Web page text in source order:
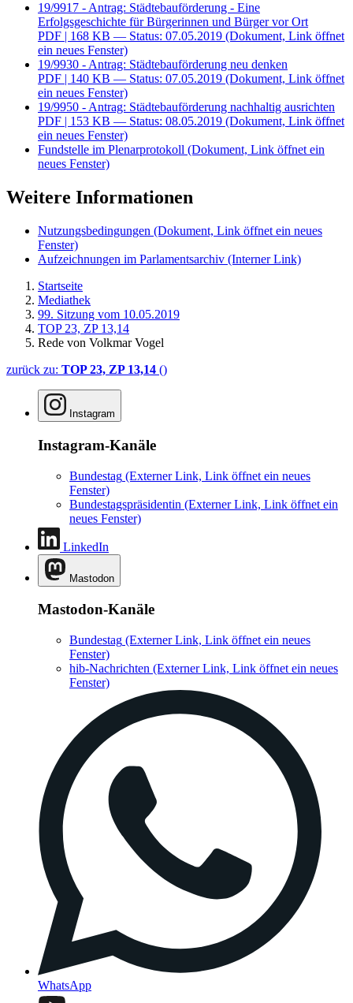
19/9917 - Antrag: Städtebauförderung - Eine
Erfolgsgeschichte für Bürgerinnen und Bürger vor Ort
PDF | 168 KB — Status: 07.05.2019 (Dokument, Link öffnet
ein neues Fenster)
19/9930 - Antrag: Städtebauförderung neu denken
PDF | 140 KB — Status: 07.05.2019 (Dokument, Link öffnet
ein neues Fenster)
19/9950 - Antrag: Städtebauförderung nachhaltig ausrichten
PDF | 153 KB — Status: 08.05.2019 (Dokument, Link öffnet
ein neues Fenster)
Fundstelle im Plenarprotokoll (Dokument, Link öffnet ein
neues Fenster)
Weitere Informationen
Nutzungsbedingungen (Dokument, Link öffnet ein neues
Fenster)
Aufzeichnungen im Parlamentsarchiv (Interner Link)
Startseite
Mediathek
99. Sitzung vom 10.05.2019
TOP 23, ZP 13,14
Rede von Volkmar Vogel
zurück zu: TOP 23, ZP 13,14 ()
Instagram
Instagram-Kanäle
Bundestag (Externer Link, Link öffnet ein neues
Fenster)
Bundestagspräsidentin (Externer Link, Link öffnet ein
neues Fenster)
LinkedIn
Mastodon
Mastodon-Kanäle
Bundestag (Externer Link, Link öffnet ein neues
Fenster)
hib-Nachrichten (Externer Link, Link öffnet ein neues
Fenster)
WhatsApp